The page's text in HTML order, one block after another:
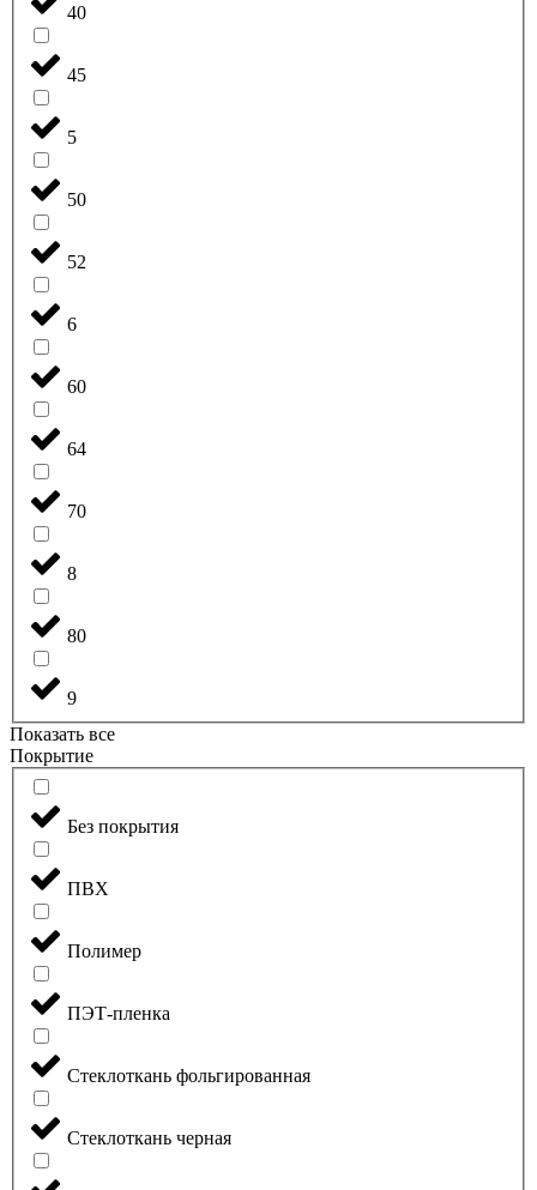
40
45
5
50
52
6
60
64
70
8
80
9
Показать все
Покрытие
Без покрытия
ПВХ
Полимер
ПЭТ-пленка
Стеклоткань фольгированная
Стеклоткань черная